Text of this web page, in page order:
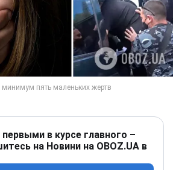
первыми в курсе главного –
на Новини на OBOZ.UA в